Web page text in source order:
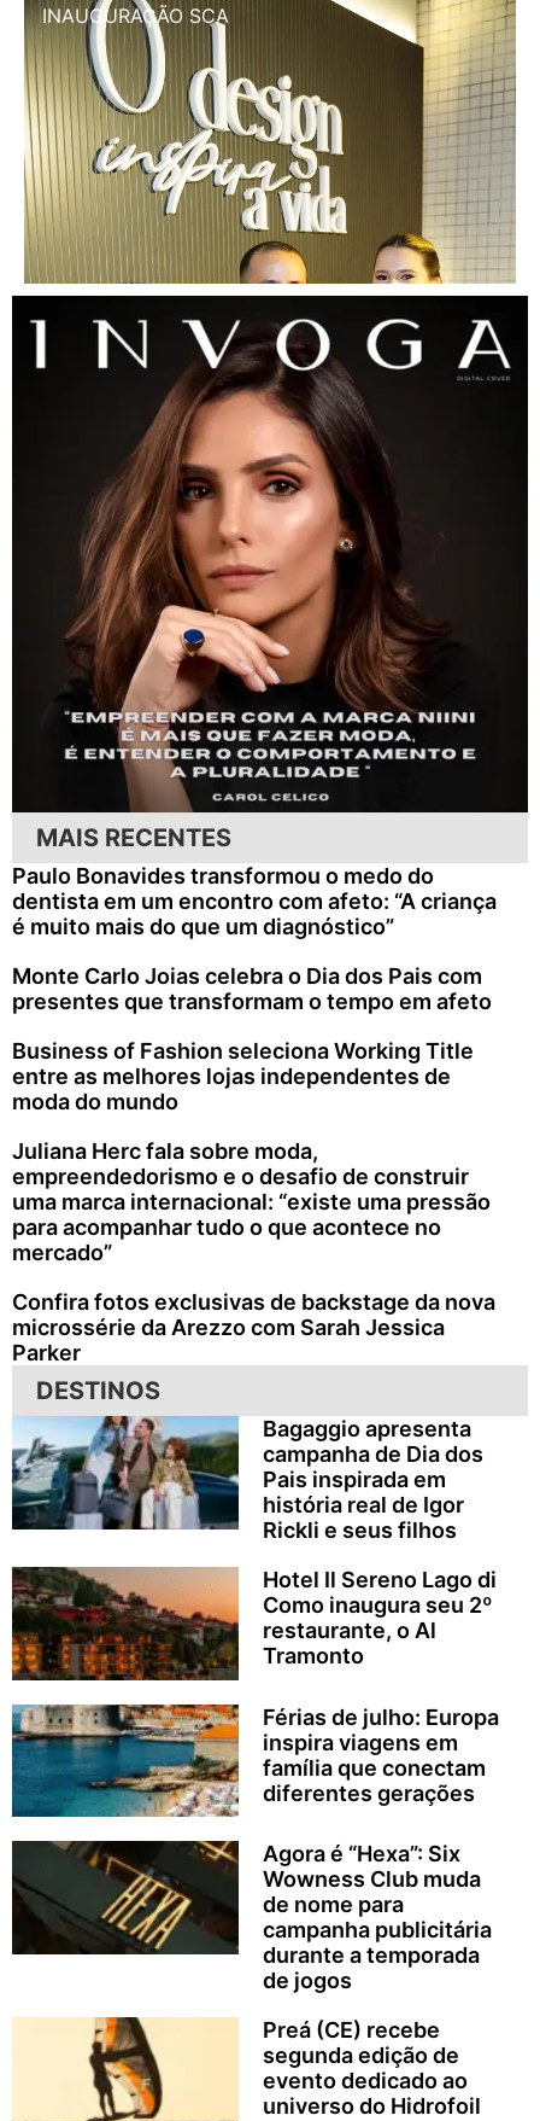
INAUGURAÇÃO SCA
MAIS RECENTES
Paulo Bonavides transformou o medo do
dentista em um encontro com afeto: “A criança
é muito mais do que um diagnóstico”
Monte Carlo Joias celebra o Dia dos Pais com
presentes que transformam o tempo em afeto
Business of Fashion seleciona Working Title
entre as melhores lojas independentes de
moda do mundo
Juliana Herc fala sobre moda,
empreendedorismo e o desafio de construir
uma marca internacional: “existe uma pressão
para acompanhar tudo o que acontece no
mercado”
Confira fotos exclusivas de backstage da nova
microssérie da Arezzo com Sarah Jessica
Parker
DESTINOS
Bagaggio apresenta
campanha de Dia dos
Pais inspirada em
história real de Igor
Rickli e seus filhos
Hotel Il Sereno Lago di
Como inaugura seu 2º
restaurante, o Al
Tramonto
Férias de julho: Europa
inspira viagens em
família que conectam
diferentes gerações
Agora é “Hexa”: Six
Wowness Club muda
de nome para
campanha publicitária
durante a temporada
de jogos
Preá (CE) recebe
segunda edição de
evento dedicado ao
universo do Hidrofoil